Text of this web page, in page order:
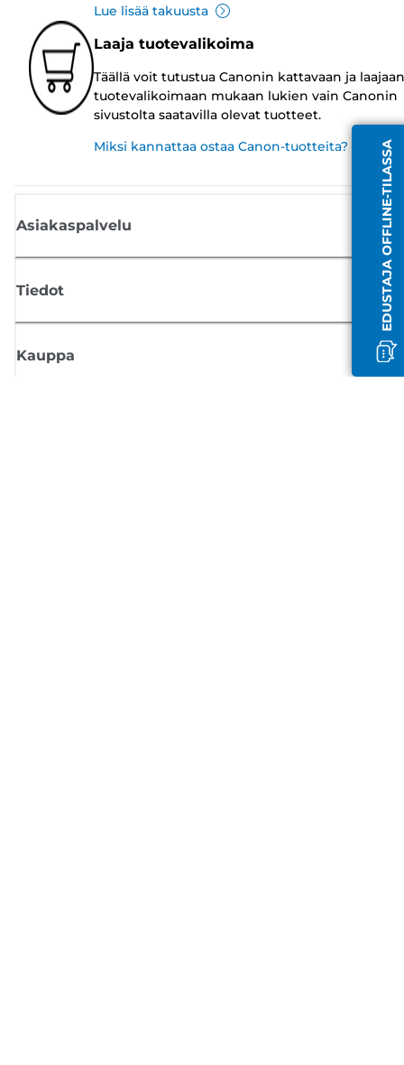
EDUSTAJA OFFLINE-TILASSA
Lue lisää takuusta
Laaja tuotevalikoima
Täällä voit tutustua Canonin kattavaan ja laajaan
tuotevalikoimaan mukaan lukien vain Canonin
sivustolta saatavilla olevat tuotteet.
Miksi kannattaa ostaa Canon-tuotteita?
Asiakaspalvelu
Tiedot
Kauppa